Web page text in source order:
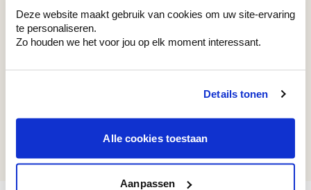
Deze website maakt gebruik van cookies om uw site-ervaring
te personaliseren.
Zo houden we het voor jou op elk moment interessant.
Details tonen
Alle cookies toestaan
Aanpassen
Coffee Ground